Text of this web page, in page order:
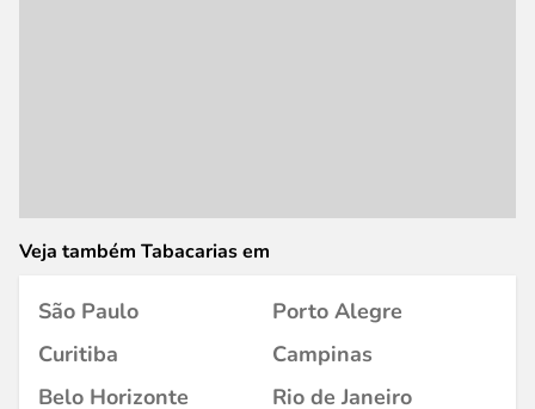
Veja também Tabacarias em
São Paulo
Porto Alegre
Curitiba
Campinas
Belo Horizonte
Rio de Janeiro